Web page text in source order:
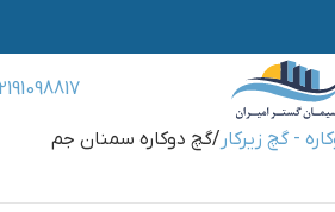
- گچ زیرکار گچ دوکاره سمنان جم